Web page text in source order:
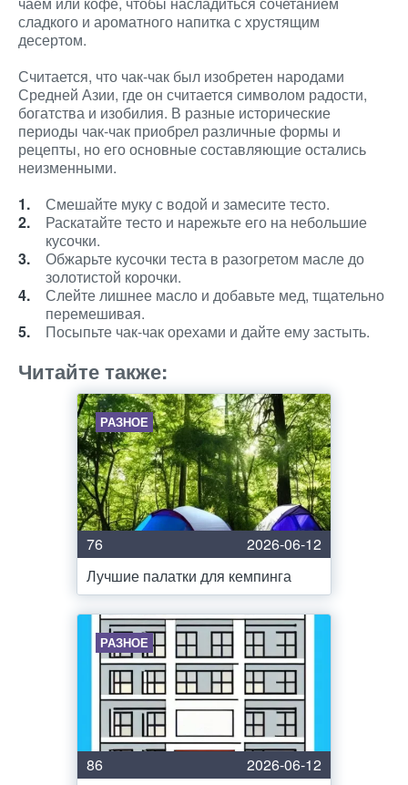
сладкого и ароматного напитка с хрустящим
десертом.
Считается, что чак-чак был изобретен народами
Средней Азии, где он считается символом радости,
богатства и изобилия. В разные исторические
периоды чак-чак приобрел различные формы и
рецепты, но его основные составляющие остались
неизменными.
Смешайте муку с водой и замесите тесто.
Раскатайте тесто и нарежьте его на небольшие
кусочки.
Обжарьте кусочки теста в разогретом масле до
золотистой корочки.
Слейте лишнее масло и добавьте мед, тщательно
перемешивая.
Посыпьте чак-чак орехами и дайте ему застыть.
Читайте также:
РАЗНОЕ
76
2026-06-12
Лучшие палатки для кемпинга
РАЗНОЕ
86
2026-06-12